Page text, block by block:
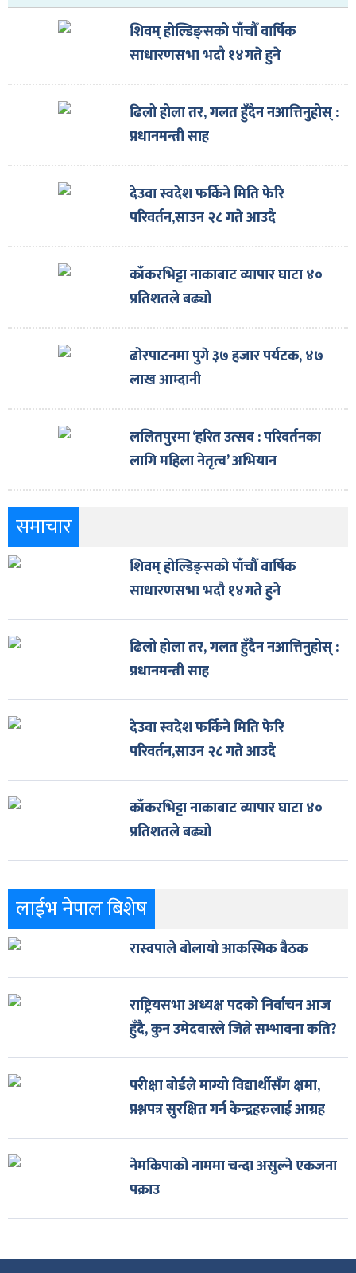
शिवम् होल्डिङ्सको पाँचौँ वार्षिक
साधारणसभा भदौ १४गते हुने
ढिलो होला तर, गलत हुँदैन नआत्तिनुहोस् :
प्रधानमन्त्री साह
देउवा स्वदेश फर्किने मिति फेरि
परिवर्तन,साउन २८ गते आउदै
काँकरभिट्टा नाकाबाट व्यापार घाटा ४०
प्रतिशतले बढ्यो
ढोरपाटनमा पुगे ३७ हजार पर्यटक, ४७
लाख आम्दानी
ललितपुरमा ‘हरित उत्सव : परिवर्तनका
लागि महिला नेतृत्व’ अभियान
समाचार
शिवम् होल्डिङ्सको पाँचौँ वार्षिक
साधारणसभा भदौ १४गते हुने
ढिलो होला तर, गलत हुँदैन नआत्तिनुहोस् :
प्रधानमन्त्री साह
देउवा स्वदेश फर्किने मिति फेरि
परिवर्तन,साउन २८ गते आउदै
काँकरभिट्टा नाकाबाट व्यापार घाटा ४०
प्रतिशतले बढ्यो
लाईभ नेपाल बिशेष
रास्वपाले बोलायो आकस्मिक बैठक
राष्ट्रियसभा अध्यक्ष पदको निर्वाचन आज
हुँदै, कुन उमेदवारले जित्ने सम्भावना कति?
परीक्षा बोर्डले माग्यो विद्यार्थीसँग क्षमा,
प्रश्नपत्र सुरक्षित गर्न केन्द्रहरुलाई आग्रह
नेमकिपाको नाममा चन्दा असुल्ने एकजना
पक्राउ